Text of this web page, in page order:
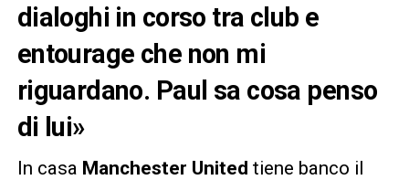
dialoghi in corso tra club e
entourage che non mi
riguardano. Paul sa cosa penso
di lui»
In casa Manchester United tiene banco il